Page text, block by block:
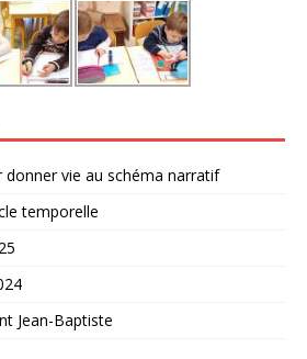
vie au schéma narratif
temporelle
Jean-Baptiste